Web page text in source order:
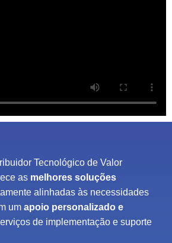
Tecnológico de Valor
as melhores soluções
alinhadas às necessidades
um apoio personalizado e
de implementação e suporte